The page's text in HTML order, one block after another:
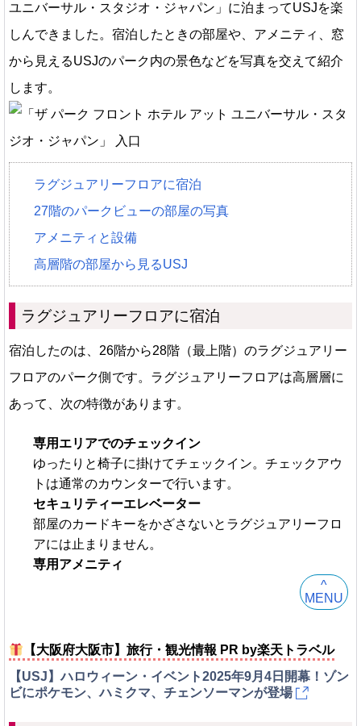
ユニバーサル・スタジオ・ジャパン」に泊まってUSJを楽
しんできました。宿泊したときの部屋や、アメニティ、窓
から見えるUSJのパーク内の景色などを写真を交えて紹介
します。
ラグジュアリーフロアに宿泊
27階のパークビューの部屋の写真
アメニティと設備
高層階の部屋から見るUSJ
ラグジュアリーフロアに宿泊
宿泊したのは、26階から28階（最上階）のラグジュアリー
フロアのパーク側です。ラグジュアリーフロアは高層層に
あって、次の特徴があります。
専用エリアでのチェックイン
ゆったりと椅子に掛けてチェックイン。チェックアウ
トは通常のカウンターで行います。
セキュリティーエレベーター
部屋のカードキーをかざさないとラグジュアリーフロ
アには止まりません。
専用アメニティ
^
MENU
【大阪府大阪市】旅行・観光情報 PR by楽天トラベル
【USJ】ハロウィーン・イベント2025年9月4日開幕！ゾン
ビにポケモン、ハミクマ、チェンソーマンが登場